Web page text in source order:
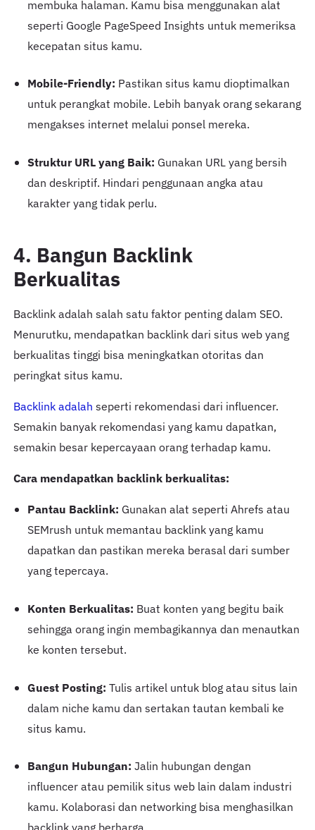
membuka halaman. Kamu bisa menggunakan alat
seperti Google PageSpeed Insights untuk memeriksa
kecepatan situs kamu.
Mobile-Friendly: Pastikan situs kamu dioptimalkan
untuk perangkat mobile. Lebih banyak orang sekarang
mengakses internet melalui ponsel mereka.
Struktur URL yang Baik: Gunakan URL yang bersih
dan deskriptif. Hindari penggunaan angka atau
karakter yang tidak perlu.
4. Bangun Backlink
Berkualitas
Backlink adalah salah satu faktor penting dalam SEO.
Menurutku, mendapatkan backlink dari situs web yang
berkualitas tinggi bisa meningkatkan otoritas dan
peringkat situs kamu.
Backlink adalah seperti rekomendasi dari influencer.
Semakin banyak rekomendasi yang kamu dapatkan,
semakin besar kepercayaan orang terhadap kamu.
Cara mendapatkan backlink berkualitas:
Pantau Backlink: Gunakan alat seperti Ahrefs atau
SEMrush untuk memantau backlink yang kamu
dapatkan dan pastikan mereka berasal dari sumber
yang tepercaya.
Konten Berkualitas: Buat konten yang begitu baik
sehingga orang ingin membagikannya dan menautkan
ke konten tersebut.
Guest Posting: Tulis artikel untuk blog atau situs lain
dalam niche kamu dan sertakan tautan kembali ke
situs kamu.
Bangun Hubungan: Jalin hubungan dengan
influencer atau pemilik situs web lain dalam industri
kamu. Kolaborasi dan networking bisa menghasilkan